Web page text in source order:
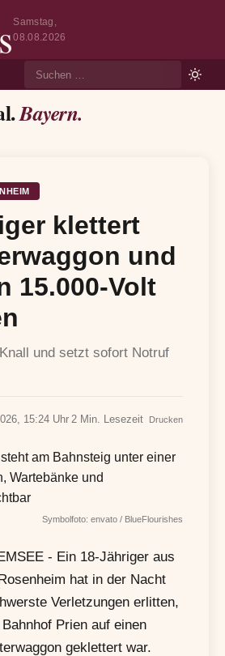
Samstag,
08.08.2026
Bayern.
klettert
und
15.000-Volt
und setzt sofort Notruf
15:24 Uhr 2 Min. Lesezeit Drucken
Symbolfoto: envato / BlueFlourishes
- Ein 18-Jähriger aus
hat in der Nacht
Verletzungen erlitten,
Prien auf einen
geklettert war.